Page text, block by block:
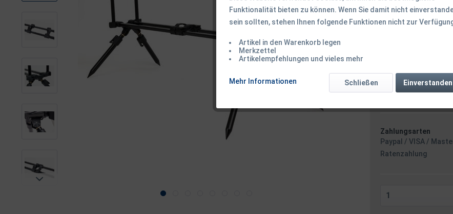
199,50 € *
Sofort
Versand
Zahlungsarten
Paypal / VISA /
Ratenzahlung
Funktionalität bieten zu können. Wenn Sie damit nicht
sein sollten, stehen Ihnen folgende Funktionen nicht zur
Artikel in den Warenkorb legen
Merkzettel
Artikelempfehlungen und vieles mehr
Mehr Informationen Einverstanden
Schließen